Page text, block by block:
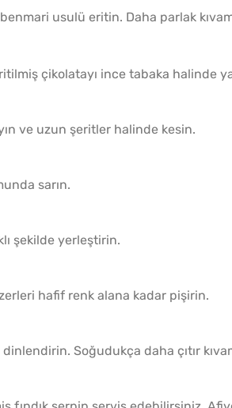
usulü eritin. Daha parlak
çikolatayı ince tabaka halinde
ve uzun şeritler halinde kesin.
sarın.
şekilde yerleştirin.
hafif renk alana kadar pişirin.
dinlendirin. Soğudukça daha çıtır